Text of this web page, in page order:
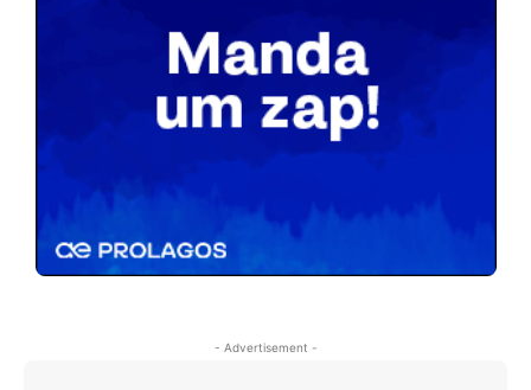
- Advertisement -